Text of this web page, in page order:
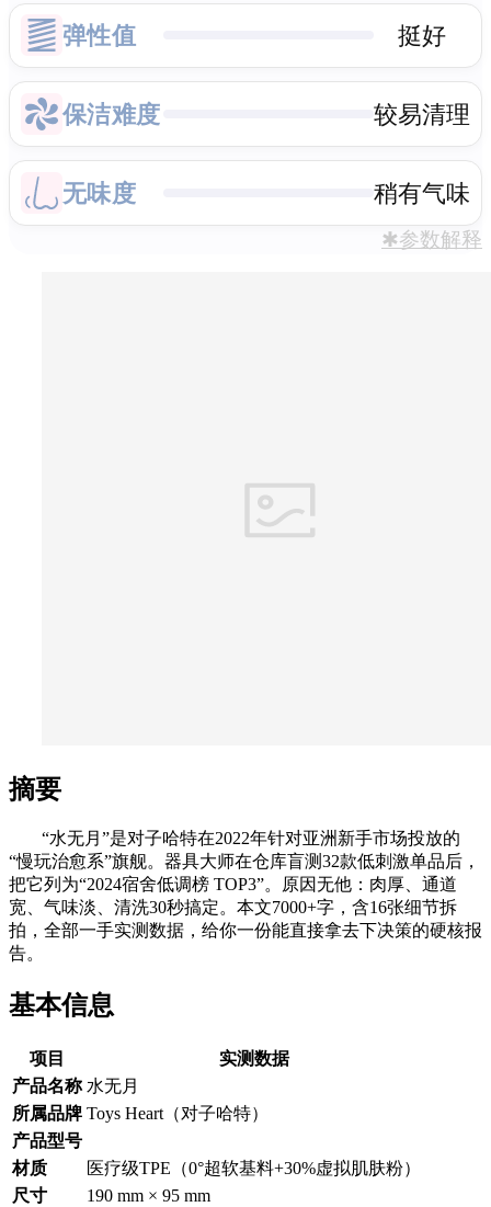
弹性值 挺好
保洁难度 较易清理
无味度 稍有气味
✱参数解释
摘要
“水无月”是对子哈特在2022年针对亚洲新手市场投放的
“慢玩治愈系”旗舰。器具大师在仓库盲测32款低刺激单品后，
把它列为“2024宿舍低调榜 TOP3”。原因无他：肉厚、通道
宽、气味淡、清洗30秒搞定。本文7000+字，含16张细节拆
拍，全部一手实测数据，给你一份能直接拿去下决策的硬核报
告。
基本信息
项目
实测数据
产品名称 水无月
所属品牌 Toys Heart（对子哈特）
产品型号
材质
医疗级TPE（0°超软基料+30%虚拟肌肤粉）
尺寸
190 mm × 95 mm